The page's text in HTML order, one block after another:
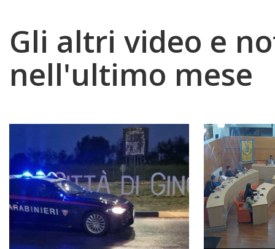
Gli altri video e
nell'ultimo mese